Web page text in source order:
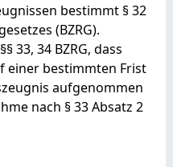
bestimmt § 32
(BZRG).
33, 34 BZRG, dass
einer bestimmten Frist
aufgenommen
nach § 33 Absatz 2